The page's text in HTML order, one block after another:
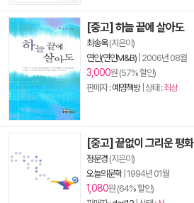
[중고] 하늘 끝에 살아도
최송옥(지은이)
연인(연인M&B) 2006년 08월
3,000원 (57% 할인)
판매자 :예영책방| 상태 :최상
[중고] 끝없이 그리운 평화
정문경 (지은이)
오늘의문학| 1994년 01월
1,080원 (64% 할인)